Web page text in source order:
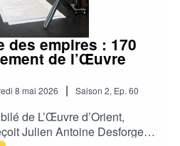
des empires : 170
de l’Œuvre
8 mai 2026 | Saison 2, Ep. 60
de L’Œuvre d’Orient,
Julien Antoine Desforges